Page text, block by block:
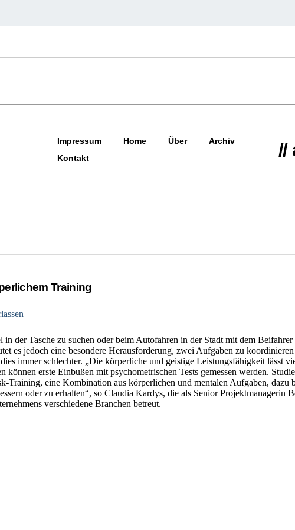
Impressum Home Über
Archiv
Kontakt
//
Training
in der Tasche zu suchen oder beim Autofahren in der Stadt mit dem Beifahrer
es jedoch eine besondere Herausforderung, zwei Aufgaben zu
immer schlechter. „Die körperliche und geistige Leistungsfähigkeit lässt
können erste Einbußen mit psychometrischen Tests gemessen werden.
Training, eine Kombination aus körperlichen und mentalen Aufgaben, dazu
oder zu erhalten“, so Claudia Kardys, die als Senior Projektmanagerin
verschiedene Branchen betreut.